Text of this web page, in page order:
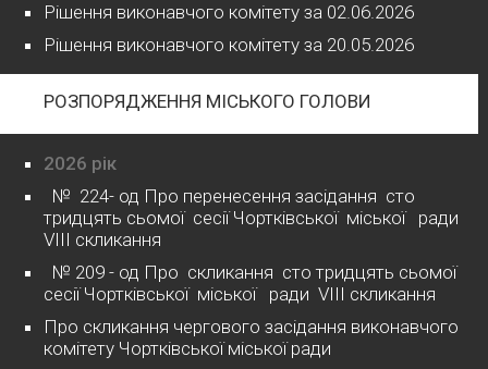
Рішення виконавчого комітету за 02.06.2026
Рішення виконавчого комітету за 20.05.2026
РОЗПОРЯДЖЕННЯ МІСЬКОГО ГОЛОВИ
2026 рік
№ 224- од Про перенесення засідання сто
тридцять сьомої сесії Чортківської міської ради
VІІІ скликання
№ 209 - од Про скликання сто тридцять сьомої
сесії Чортківської міської ради VІІІ скликання
Про скликання чергового засідання виконавчого
комітету Чортківської міської ради